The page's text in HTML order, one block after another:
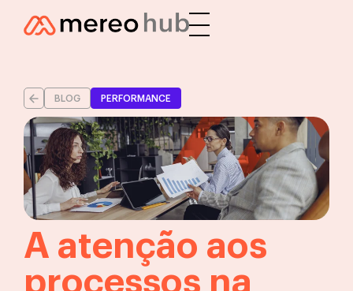
BLOG PERFORMANCE
A atenção aos
processos na